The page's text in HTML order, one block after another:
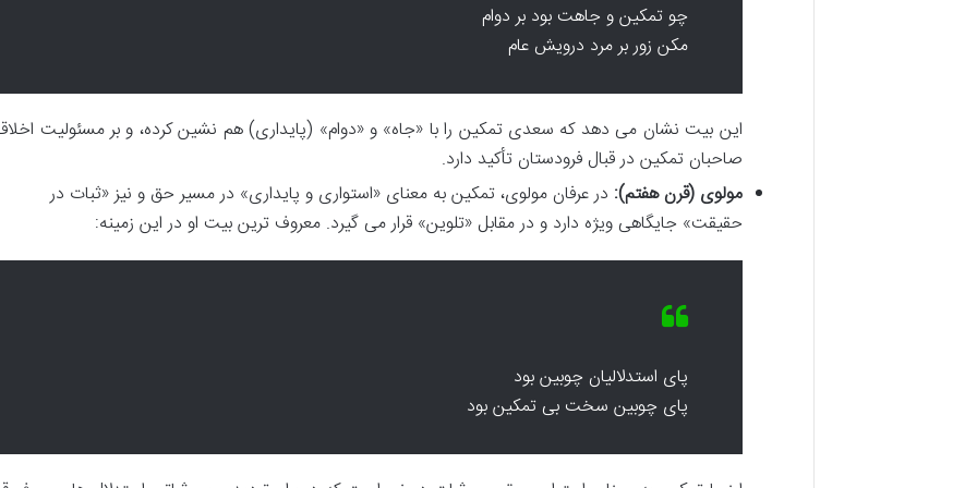
چو تمکین و جاهت بود بر دوام
مکن زور بر مرد درویش عام
این بیت نشان می دهد که سعدی تمکین را با «جاه» و «دوام» (پایداری) هم نشین کرده، و بر مسئولیت
صاحبان تمکین در قبال فرودستان تأکید دارد.
مولوی (قرن هفتم): در عرفان مولوی، تمکین به معنای «استواری و پایداری» در مسیر حق و نیز «ثبات در
حقیقت» جایگاهی ویژه دارد و در مقابل «تلوین» قرار می گیرد. معروف ترین بیت او در این زمینه:
پای استدلالیان چوبین بود
پای چوبین سخت بی تمکین بود